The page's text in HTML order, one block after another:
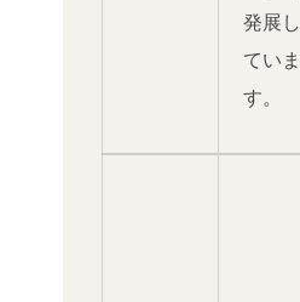
発展し
ていま
す。